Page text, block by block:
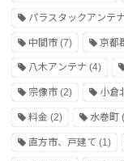
パラスタックアンテ
中間市 (7) 京都
八木アンテナ (4)
宗像市 (2) 小倉
料金 (2) 水巻町
直方市、戸建て (1)